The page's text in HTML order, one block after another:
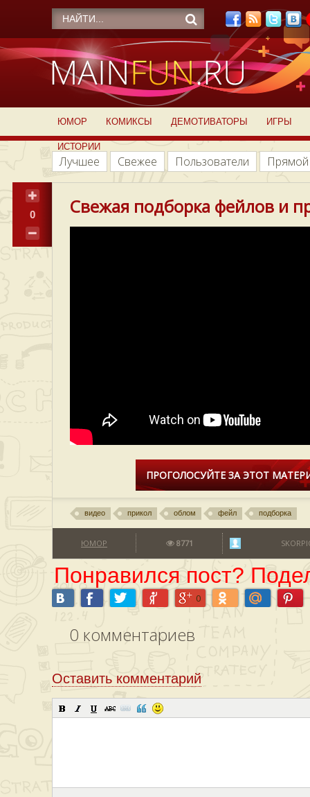
ЮМОР КОМИКСЫ ДЕМОТИВАТОРЫ ИГРЫ
ИСТОРИИ
Лучшее Свежее Пользователи
0 Свежая подборка фейлов и
ПРОГОЛОСУЙТЕ ЗА ЭТОТ
видео прикол облом фейл подборка
ЮМОР 8771
Понравился пост?
0
0 комментариев
Оставить комментарий